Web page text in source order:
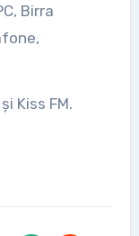
Birra
Kiss FM.